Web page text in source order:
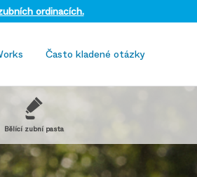
ordinacích.
Často kladené otázky
Bělící zubní pasta